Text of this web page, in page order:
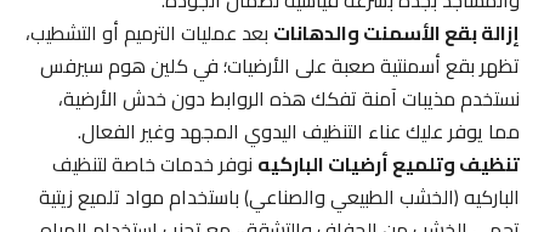
إزالة بقع الأسمنت والدهاناتبعد عمليات الترميم أو التشطيب،
تظهر بقع أسمنتية صعبة على الأرضيات؛ في كلين هوم سيرفس
نستخدم مذيبات آمنة تفكك هذه الروابط دون خدش الأرضية،
مما يوفر عليك عناء التنظيف اليدوي المجهد وغير الفعال.
تنظيف وتلميع أرضيات الباركيهنوفر خدمات خاصة لتنظيف
الباركيه (الخشب الطبيعي والصناعي) باستخدام مواد تلميع زيتية